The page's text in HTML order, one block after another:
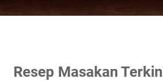
Resep Masakan